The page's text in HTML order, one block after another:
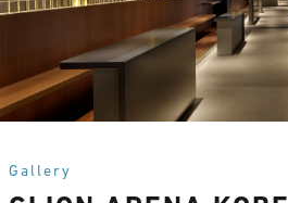
Gallery